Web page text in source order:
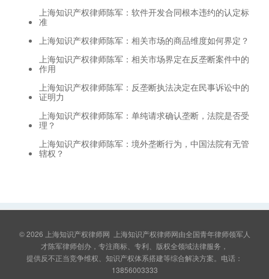
上海知识产权律师陈军：软件开发合同根本违约的认定标
准
上海知识产权律师陈军：相关市场的商品维度如何界定？
上海知识产权律师陈军：相关市场界定在反垄断案件中的
作用
上海知识产权律师陈军：反垄断执法决定在民事诉讼中的
证明力
上海知识产权律师陈军：单纯请求确认垄断，法院是否受
理？
上海知识产权律师陈军：境外垄断行为，中国法院有无管
辖权？
© 2026 上海知识产权律师网 上海知识产权律师网由全国青年律师领军人
才陈军律师创办，专注商标、专利、版权全领域法律服务，
提供反不正当竞争维权、知识产权体系搭建等综合解决方案。电话：
13856003333